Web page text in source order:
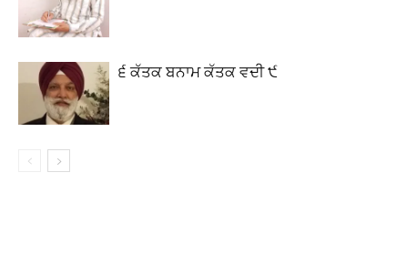
੬ ਕੱਤਕ ਬਨਾਮ ਕੱਤਕ ਵਦੀ ੯